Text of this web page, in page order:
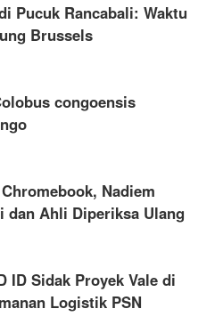
Pucuk Rancabali: Waktu
Brussels
congoensis
Nadiem
dan Ahli Diperiksa Ulang
ID Sidak Proyek Vale di
Logistik PSN